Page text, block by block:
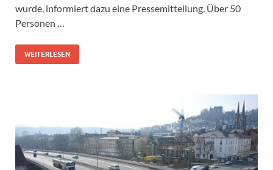
wurde, informiert dazu eine Pressemitteilung. Über 50
Personen …
WEITERLESEN